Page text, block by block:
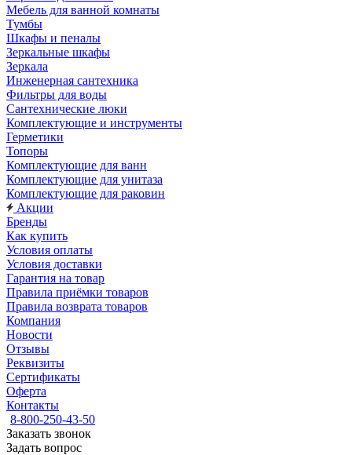
Мебель для ванной комнаты
Тумбы
Шкафы и пеналы
Зеркальные шкафы
Зеркала
Инженерная сантехника
Фильтры для воды
Сантехнические люки
Комплектующие и инструменты
Герметики
Топоры
Комплектующие для ванн
Комплектующие для унитаза
Комплектующие для раковин
Акции
Бренды
Как купить
Условия оплаты
Условия доставки
Гарантия на товар
Правила приёмки товаров
Правила возврата товаров
Компания
Новости
Отзывы
Реквизиты
Сертификаты
Оферта
Контакты
8-800-250-43-50
Заказать звонок
Задать вопрос